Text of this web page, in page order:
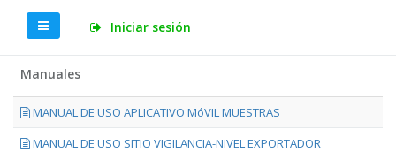
Iniciar sesión
Manuales
MANUAL DE USO APLICATIVO MóVIL MUESTRAS
MANUAL DE USO SITIO VIGILANCIA-NIVEL EXPORTADOR